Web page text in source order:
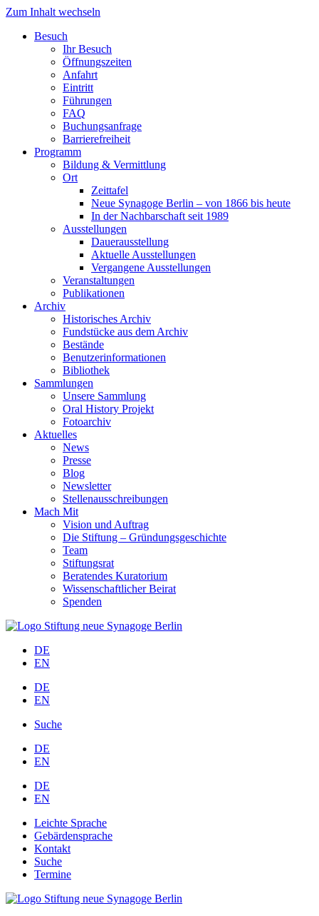
Zum Inhalt wechseln
Besuch
Ihr Besuch
Öffnungszeiten
Anfahrt
Eintritt
Führungen
FAQ
Buchungsanfrage
Barrierefreiheit
Programm
Bildung & Vermittlung
Ort
Zeittafel
Neue Synagoge Berlin – von 1866 bis heute
In der Nachbarschaft seit 1989
Ausstellungen
Dauerausstellung
Aktuelle Ausstellungen
Vergangene Ausstellungen
Veranstaltungen
Publikationen
Archiv
Historisches Archiv
Fundstücke aus dem Archiv
Bestände
Benutzerinformationen
Bibliothek
Sammlungen
Unsere Sammlung
Oral History Projekt
Fotoarchiv
Aktuelles
News
Presse
Blog
Newsletter
Stellenausschreibungen
Mach Mit
Vision und Auftrag
Die Stiftung – Gründungsgeschichte
Team
Stiftungsrat
Beratendes Kuratorium
Wissenschaftlicher Beirat
Spenden
DE
EN
DE
EN
Suche
DE
EN
DE
EN
Leichte Sprache
Gebärdensprache
Kontakt
Suche
Termine